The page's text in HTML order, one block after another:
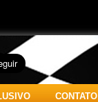
CONTATO